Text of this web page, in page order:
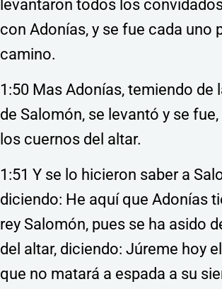
levantaron todos los
con Adonías, y se fue cada uno
camino.
1:50 Mas Adonías, temiendo de
de Salomón, se levantó y se
los cuernos del altar.
1:51 Y se lo hicieron saber a
diciendo: He aquí que Adonías
rey Salomón, pues se ha asido
del altar, diciendo: Júreme hoy
que no matará a espada a su